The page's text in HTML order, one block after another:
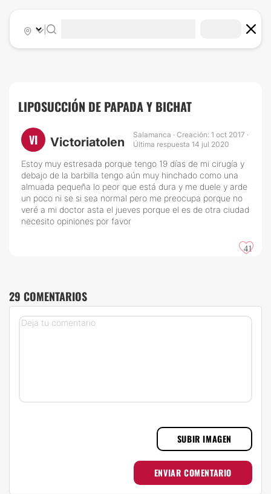
|
LIPOSUCCIÓN DE PAPADA Y BICHAT
VI Victoriatolen
Salamanca · Creación: 1 oct 2017 ·
Última respuesta 14 jul 2020
Estoy muy estresada porque tengo 19 días de mi cirugía y
debajo de la barbilla tengo aún muy hinchado como una
almuada pequeña lo peor que está dura y me duele y arde
un poco ni se si sea normal pero me preocupa porque no
veré a mi doctor asta el jueves porque el es de otra ciudad
necesito opiniones por favor
41
29 COMENTARIOS
SUBIR IMAGEN
ENVIAR COMENTARIO